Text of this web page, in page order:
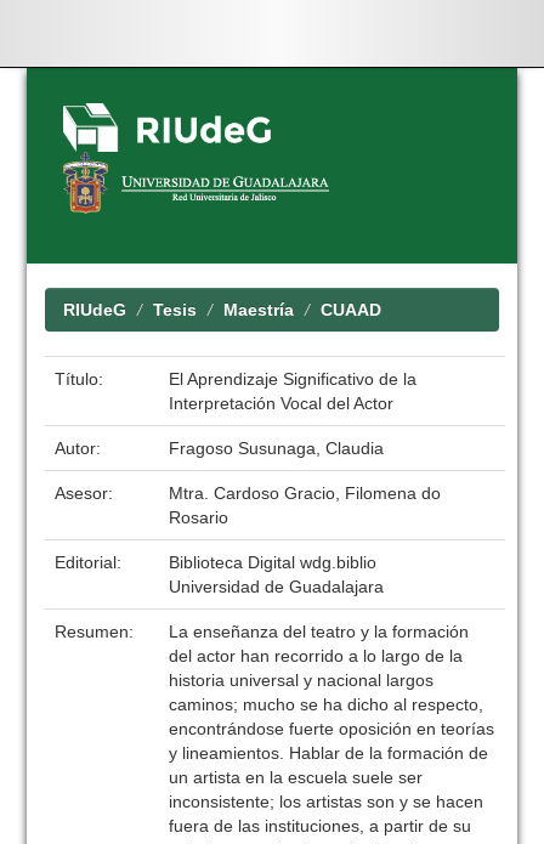
Skip
navigation
RIUdeG Tesis Maestría CUAAD
Título:
El Aprendizaje Significativo de la
Interpretación Vocal del Actor
Autor: Fragoso Susunaga, Claudia
Asesor:
Mtra. Cardoso Gracio, Filomena do
Rosario
Editorial:
Biblioteca Digital wdg.biblio
Universidad de Guadalajara
Resumen:
La enseñanza del teatro y la formación
del actor han recorrido a lo largo de la
historia universal y nacional largos
caminos; mucho se ha dicho al respecto,
encontrándose fuerte oposición en teorías
y lineamientos. Hablar de la formación de
un artista en la escuela suele ser
inconsistente; los artistas son y se hacen
fuera de las instituciones, a partir de su